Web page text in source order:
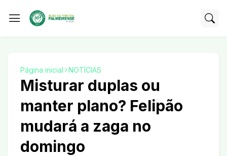
Página inicial NOTÍCIAS
Misturar duplas ou
manter plano? Felipão
mudará a zaga no
domingo